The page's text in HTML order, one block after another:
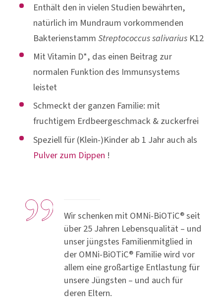
Enthält den in vielen Studien bewährten,
natürlich im Mundraum vorkommenden
BakterienstammStreptococcus salivariusK12
Mit Vitamin D*, das einen Beitrag zur
normalen Funktion des Immunsystems
leistet
Schmeckt der ganzen Familie: mit
fruchtigem Erdbeergeschmack & zuckerfrei
Speziell für (Klein-)Kinder ab 1 Jahr auch als
Pulver zum Dippen !
Wir schenken mit OMNi-BiOTiC® seit
über 25 Jahren Lebensqualität – und
unser jüngstes Familienmitglied in
der OMNi-BiOTiC® Familie wird vor
allem eine großartige Entlastung für
unsere Jüngsten – und auch für
deren Eltern.